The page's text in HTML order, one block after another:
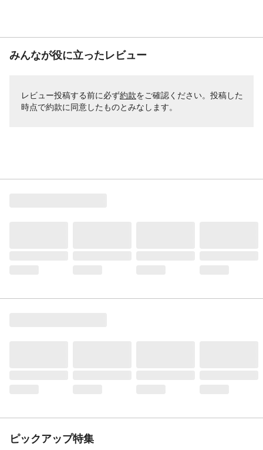
みんなが役に立ったレビュー
レビュー投稿する前に必ず約款をご確認ください。投稿した
時点で約款に同意したものとみなします。
ピックアップ特集